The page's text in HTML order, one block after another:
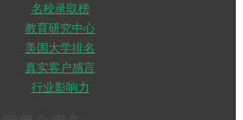
名校录取榜
教育研究中心
美国大学排名
真实客户感言
行业影响力